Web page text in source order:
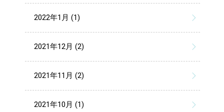
2022年1月 (1)
2021年12月 (2)
2021年11月 (2)
2021年10月 (1)